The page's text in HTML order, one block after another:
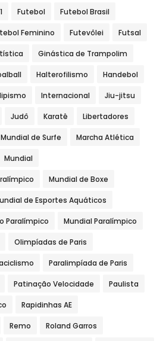
Futebol Futebol Brasil
Feminino Futevôlei Futsal
Ginástica de Trampolim
Halterofilismo Handebol
Internacional Jiu-jitsu
Judô Karatê Libertadores
de Surfe Marcha Atlética
Mundial
Mundial de Boxe
de Esportes Aquáticos
Paralímpico Mundial Paralímpico
Olimpíadas de Paris
Paralimpíada de Paris
Patinação Velocidade Paulista
Rapidinhas AE
Remo Roland Garros